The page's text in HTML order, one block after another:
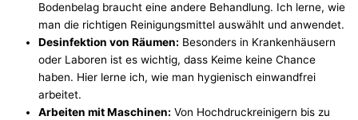
Bodenbelag braucht eine andere Behandlung. Ich lerne, wie
man die richtigen Reinigungsmittel auswählt und anwendet.
Desinfektion von Räumen: Besonders in Krankenhäusern
oder Laboren ist es wichtig, dass Keime keine Chance
haben. Hier lerne ich, wie man hygienisch einwandfrei
arbeitet.
Arbeiten mit Maschinen: Von Hochdruckreinigern bis zu